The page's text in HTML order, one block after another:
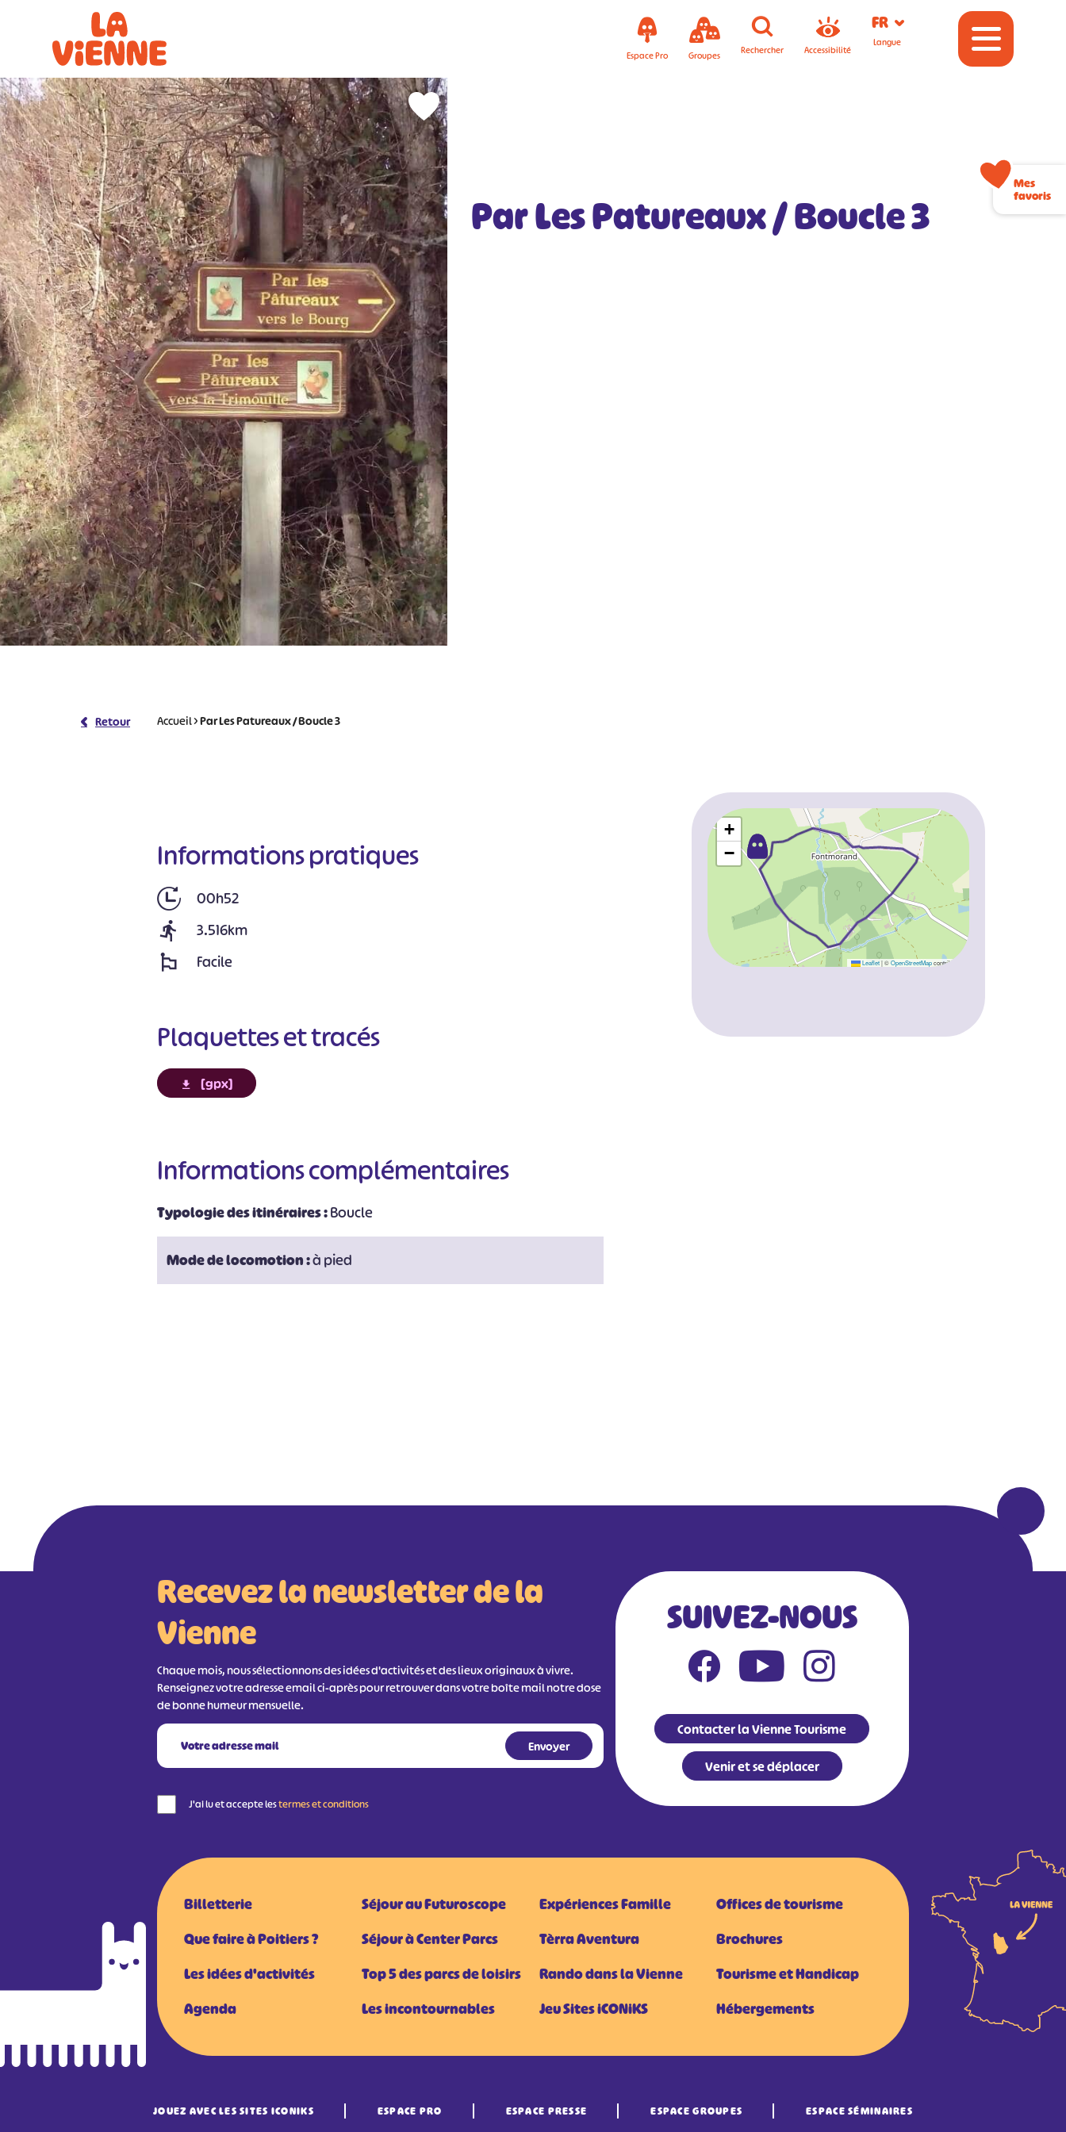
Espace Pro Groupes Rechercher Accessibilité
FR
Langue
Par Les Patureaux / Boucle 3
Retour Accueil>Par Les Patureaux / Boucle 3
Informations pratiques
00h52
3.516km
Facile
Plaquettes et tracés
[gpx]
Informations complémentaires
Typologie des itinéraires :Boucle
Mode de locomotion :à pied
+
−
Leaflet|©OpenStreetMapcontributors
Recevez la newsletter de la
Vienne
Chaque mois, nous sélectionnons des idées d'activités et des lieux originaux à vivre.
Renseignez votre adresse email ci-après pour retrouver dans votre boîte mail notre dose
de bonne humeur mensuelle.
J'ai lu et accepte lestermes et conditions
SUIVEZ-NOUS
Contacter la Vienne Tourisme
Venir et se déplacer
Billetterie
Que faire à Poitiers ?
Les idées d'activités
Agenda
Séjour au Futuroscope
Séjour à Center Parcs
Top 5 des parcs de loisirs
Les incontournables
Expériences Famille
Tèrra Aventura
Rando dans la Vienne
Jeu Sites iCONiKS
Offices de tourisme
Brochures
Tourisme et Handicap
Hébergements
JOUEZ AVEC LES SITES ICONIKS ESPACE PRO ESPACE PRESSE ESPACE GROUPES ESPACE SÉMINAIRES
Mes
favoris
Panneau de gestion des cookies